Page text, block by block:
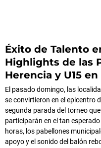
Éxito de Talento
Highlights de las
Herencia y U15
El pasado domingo, las
se convirtieron en el epicentro
segunda parada del torneo
participarán en el tan
horas, los pabellones
apoyo y el sonido del balón